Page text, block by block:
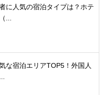
に人気の宿泊タイプは？ホテ
...
な宿泊エリアTOP5！外国人